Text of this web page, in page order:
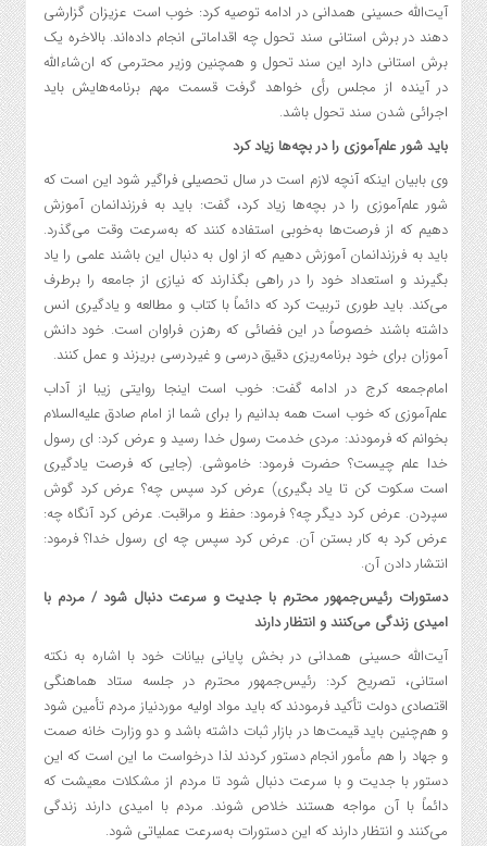
آیت‌الله حسینی همدانی در ادامه توصیه کرد: خوب است عزیزان گزارشی
دهند در برش استانی سند تحول چه اقداماتی انجام داده‌اند. بالاخره یک
برش استانی دارد این سند تحول و همچنین وزیر محترمی که ان‌شاءالله
در آینده از مجلس رأی خواهد گرفت قسمت مهم برنامه‌هایش باید
اجرائی شدن سند تحول باشد.
باید شور علم‌آموزی را در بچه‌ها زیاد کرد
وی بابیان اینکه آنچه لازم است در سال تحصیلی فراگیر شود این است که
شور علم‌آموزی را در بچه‌ها زیاد کرد، گفت: باید به فرزندانمان آموزش
دهیم که از فرصت‌ها به‌خوبی استفاده کنند که به‌سرعت وقت می‌گذرد.
باید به فرزندانمان آموزش دهیم که از اول به دنبال این باشند علمی را یاد
بگیرند و استعداد خود را در راهی بگذارند که نیازی از جامعه را برطرف
می‌کند. باید طوری تربیت کرد که دائماً با کتاب و مطالعه و یادگیری انس
داشته باشند خصوصاً در این فضائی که رهزن فراوان است. خود دانش
آموزان برای خود برنامه‌ریزی دقیق درسی و غیردرسی بریزند و عمل کنند.
امام‌جمعه کرج در ادامه گفت: خوب است اینجا روایتی زیبا از آداب
علم‌آموزی که خوب است همه بدانیم را برای شما از امام صادق علیه‌السلام
بخوانم که فرمودند: مردی خدمت رسول خدا رسید و عرض کرد: ای رسول
خدا علم چیست؟ حضرت فرمود: خاموشی. (جایی که فرصت یادگیری
است سکوت کن تا یاد بگیری) عرض کرد سپس چه؟ عرض کرد گوش
سپردن. عرض کرد دیگر چه؟ فرمود: حفظ و مراقبت. عرض کرد آنگاه چه:
عرض کرد به کار بستن آن. عرض کرد سپس چه ای رسول خدا؟ فرمود:
انتشار دادن آن.
دستورات رئیس‌جمهور محترم با جدیت و سرعت دنبال شود / مردم با
امیدی زندگی می‌کنند و انتظار دارند
آیت‌الله حسینی همدانی در بخش پایانی بیانات خود با اشاره به نکته
استانی، تصریح کرد: رئیس‌جمهور محترم در جلسه ستاد هماهنگی
اقتصادی دولت تأکید فرمودند که باید مواد اولیه موردنیاز مردم تأمین شود
و هم‌چنین باید قیمت‌ها در بازار ثبات داشته باشد و دو وزارت خانه صمت
و جهاد را هم مأمور انجام دستور کردند لذا درخواست ما این است که این
دستور با جدیت و با سرعت دنبال شود تا مردم از مشکلات معیشت که
دائماً با آن مواجه هستند خلاص شوند. مردم با امیدی دارند زندگی
می‌کنند و انتظار دارند که این‌ دستورات به‌سرعت عملیاتی شود.